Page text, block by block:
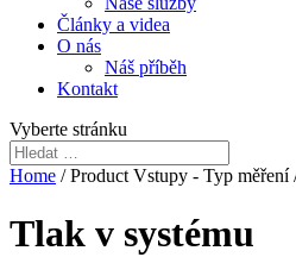
Články a videa
O nás
Náš příběh
Kontakt
Vyberte stránku
Home / Product Vstupy - Typ měření
Tlak v systému